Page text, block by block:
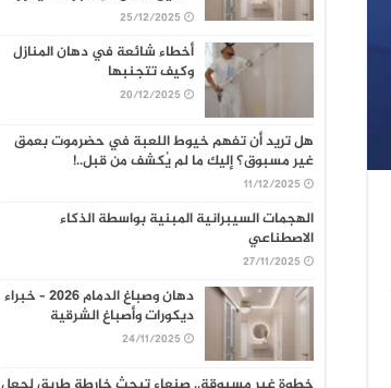
25/12/2025
أخطاء شائعة في دهان المنازل
وكيف تتجنبها
20/12/2025
هل تريد أن تفهم خيوط اللعبة في حضرموت بعمق
غير مسبوق؟ إليك ما لم يُكشف من قبل..!
11/12/2025
الهجمات السيبرانية المبنية بواسطة الذكاء
الاصطناعي
27/11/2025
دهان وصباغ الدمام 2026 – خبراء
ديكورات وأصباغ الشرقية
24/11/2025